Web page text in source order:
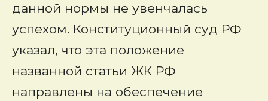
данной нормы не увенчалась
успехом. Конституционный суд РФ
указал, что эта положение
названной статьи ЖК РФ
направлены на обеспечение